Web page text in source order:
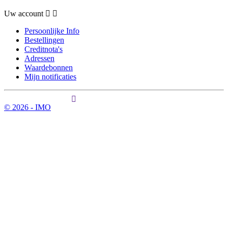
Uw account
Persoonlijke Info
Bestellingen
Creditnota's
Adressen
Waardebonnen
Mijn notificaties
© 2026 - IMO